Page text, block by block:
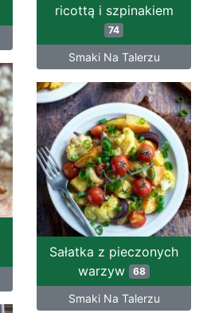
ricottą i szpinakiem
74
Smaki Na Talerzu
Sałatka z pieczonych
warzyw 68
Smaki Na Talerzu